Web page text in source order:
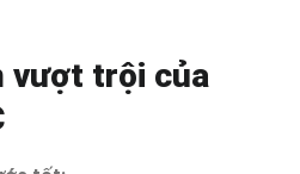
vượt trội của